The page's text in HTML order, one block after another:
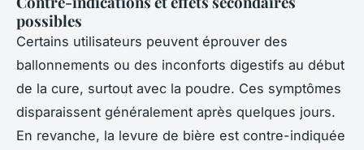
possibles
Certains utilisateurs peuvent éprouver des
ballonnements ou des inconforts digestifs au début
de la cure, surtout avec la poudre. Ces symptômes
disparaissent généralement après quelques jours.
En revanche, la levure de bière est contre-indiquée